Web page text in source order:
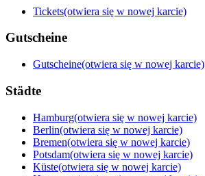
Tickets(otwiera się w nowej karcie)
Gutscheine
Gutscheine(otwiera się w nowej karcie)
Städte
Hamburg(otwiera się w nowej karcie)
Berlin(otwiera się w nowej karcie)
Bremen(otwiera się w nowej karcie)
Potsdam(otwiera się w nowej karcie)
Küste(otwiera się w nowej karcie)